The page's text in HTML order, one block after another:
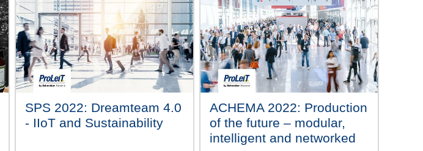
SPS 2022: Dreamteam 4.0
- IIoT and Sustainability
ACHEMA 2022: Production
of the future – modular,
intelligent and networked